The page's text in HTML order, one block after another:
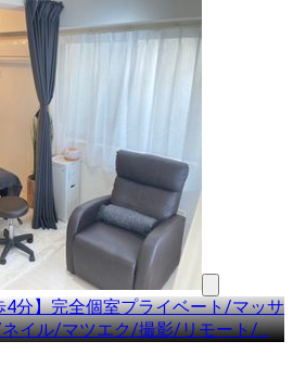
分】完全個室プライベート/マッサ
イル/マツエク/撮影/リモート/…